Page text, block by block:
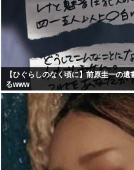
【ひぐらしのなく頃に】前原圭一の
るwww